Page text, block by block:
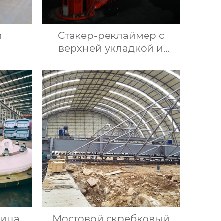
Стакер-реклаймер с
верхней укладкой и
Мостовой скребковый